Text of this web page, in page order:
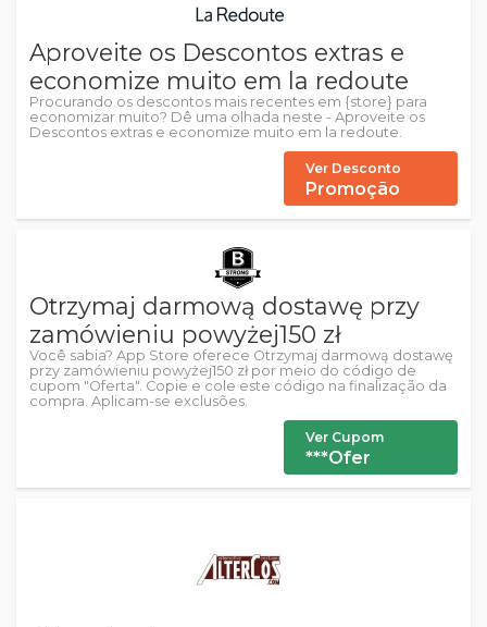
Aproveite os Descontos extras e
economize muito em la redoute
Procurando os descontos mais recentes em {store} para
economizar muito? Dê uma olhada neste - Aproveite os
Descontos extras e economize muito em la redoute.
Ver Desconto
Promoção
Otrzymaj darmową dostawę przy
zamówieniu powyżej150 zł
Você sabia? App Store oferece Otrzymaj darmową dostawę
przy zamówieniu powyżej150 zł por meio do código de
cupom "Oferta". Copie e cole este código na finalização da
compra. Aplicam-se exclusões.
Ver Cupom
***Ofer